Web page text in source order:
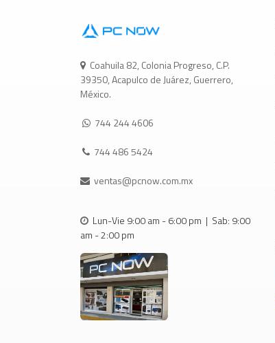
Coahuila 82, Colonia Progreso, C.P.
39350, Acapulco de Juárez, Guerrero,
México.
744 244 4606
744 486 5424
ventas@pcnow.com.mx
Lun-Vie 9:00 am - 6:00 pm | Sab: 9:00
am - 2:00 pm